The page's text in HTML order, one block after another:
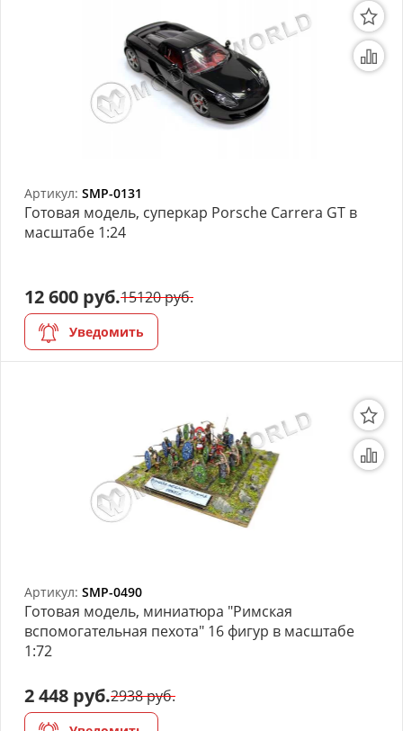
Артикул: SMP-0131
Готовая модель, суперкар Porsche Carrera GT в
масштабе 1:24
12 600 руб.15120 руб.
Уведомить
Артикул: SMP-0490
Готовая модель, миниатюра "Римская
вспомогательная пехота" 16 фигур в масштабе
1:72
2 448 руб.2938 руб.